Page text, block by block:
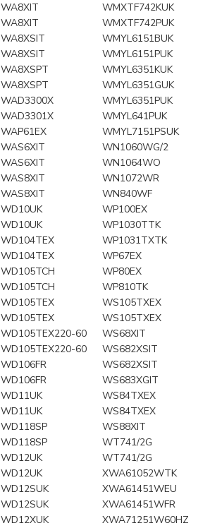
WA8XIT
WMXTF742KUK
WA8XIT
WMXTF742PUK
WA8XSIT
WMYL6151BUK
WA8XSIT
WMYL6151PUK
WA8XSPT
WMYL6351KUK
WA8XSPT
WMYL6351GUK
WAD3300X
WMYL6351PUK
WAD3301X
WMYL641PUK
WAP61EX
WMYL7151PSUK
WAS6XIT
WN1060WG/2
WAS6XIT
WN1064WO
WAS8XIT
WN1072WR
WAS8XIT
WN840WF
WD10UK
WP100EX
WD10UK
WP1030TTK
WD104TEX
WP1031TXTK
WD104TEX
WP67EX
WD105TCH
WP80EX
WD105TCH
WP810TK
WD105TEX
WS105TXEX
WD105TEX
WS105TXEX
WD105TEX220-60
WS68XIT
WD105TEX220-60
WS682XSIT
WD106FR
WS682XSIT
WD106FR
WS683XGIT
WD11UK
WS84TXEX
WD11UK
WS84TXEX
WD118SP
WS88XIT
WD118SP
WT741/2G
WD12UK
WT741/2G
WD12UK
XWA61052WTK
WD12SUK
XWA61451WEU
WD12SUK
XWA61451WFR
WD12XUK
XWA71251W60HZ